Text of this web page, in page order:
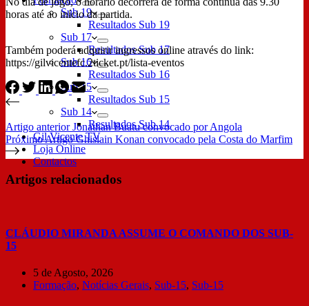
Sub 19
Resultados Sub 19
Sub 17
Resultados Sub 17
Sub 16
Resultados Sub 16
Sub 15
Resultados Sub 15
Sub 14
Resultados Sub 14
Gil Vicente TV
Loja Online
Contactos
horas até ao início da partida.
Também poderá adquirir ingressos online através do link:
https://gilvicentefc.2ticket.pt/lista-eventos
Artigo anteriorJonathan Buatu convocado por Angola
PróximoArtigo Ghislain Konan convocado pela Costa do Marfim
Artigos relacionados
CLÁUDIO MIRANDA ASSUME O COMANDO DOS SUB-
15
5 de Agosto, 2026
Formação, Notícias Gerais, Sub-15, Sub-15